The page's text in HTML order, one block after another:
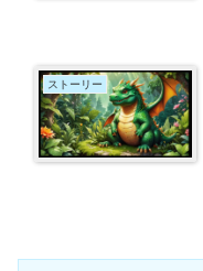
ストーリー